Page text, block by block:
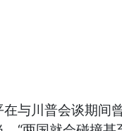
与川普会谈期间